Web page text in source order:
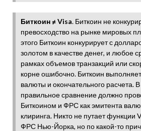
Биткоин ≠ Visa. Биткоин не
превосходство на рынке мировых
этого Биткоин конкурирует с
золотом в качестве денег, и любое
рамках объемов транзакций или
корне ошибочно. Биткоин
валюты и окончательного расчета. В
правильное сравнение должно
Биткоином и ФРС как эмитента
клиринга. Никто не путает функции
ФРС Нью-Йорка, но по какой-то